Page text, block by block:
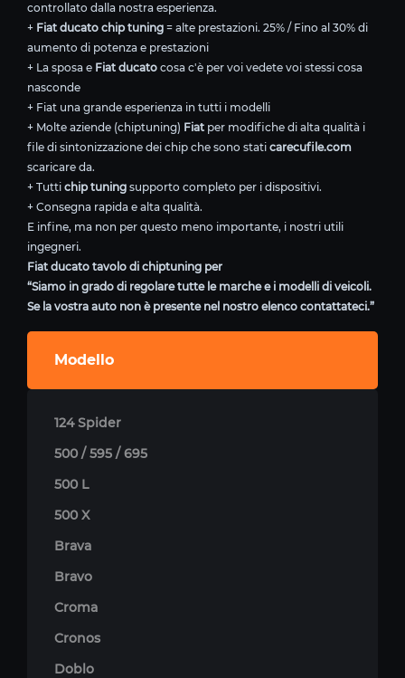
controllato dalla nostra esperienza.
+ Fiat ducato chip tuning = alte prestazioni. 25% / Fino al 30% di
aumento di potenza e prestazioni
+ La sposa e Fiat ducato cosa c'è per voi vedete voi stessi cosa
nasconde
+ Fiat una grande esperienza in tutti i modelli
+ Molte aziende (chiptuning) Fiat per modifiche di alta qualità i
file di sintonizzazione dei chip che sono stati carecufile.com
scaricare da.
+ Tutti chip tuning supporto completo per i dispositivi.
+ Consegna rapida e alta qualità.
E infine, ma non per questo meno importante, i nostri utili
ingegneri.
Fiat ducato tavolo di chiptuning per
“Siamo in grado di regolare tutte le marche e i modelli di veicoli.
Se la vostra auto non è presente nel nostro elenco contattateci.”
Modello
124 Spider
500 / 595 / 695
500 L
500 X
Brava
Bravo
Croma
Cronos
Doblo